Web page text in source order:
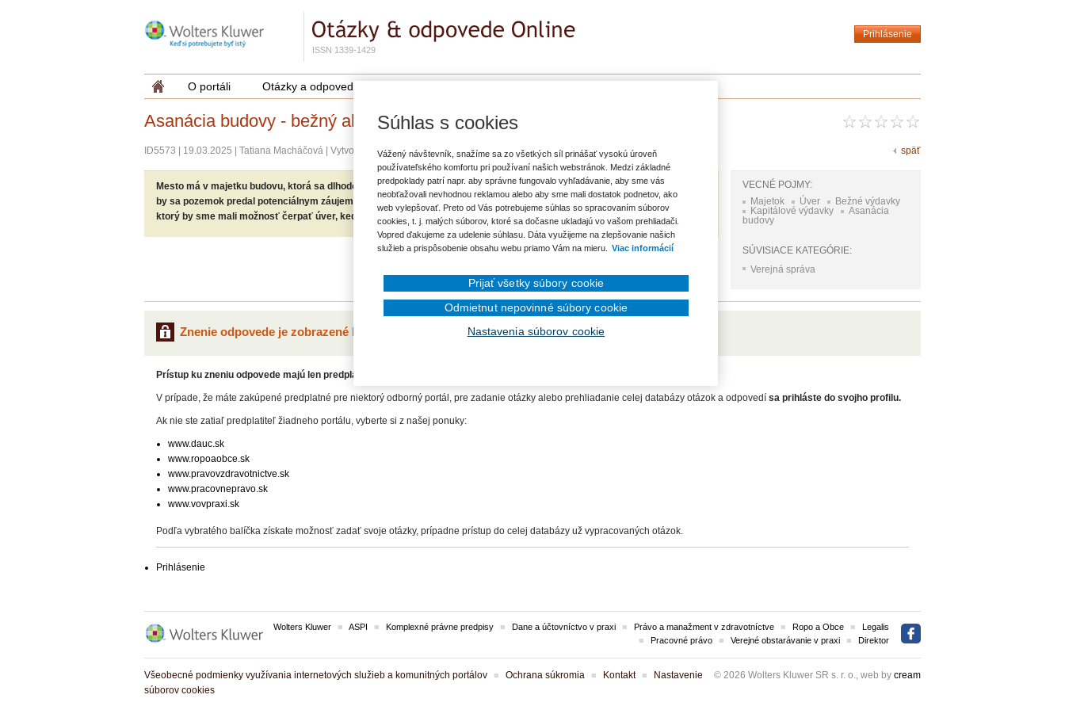
ISSN 1339-1429
Prihlásenie
O portáli Otázky a odpovede
Asanácia budovy - bežný alebo kapitálový výdavok?
ID5573 19.03.2025 Tatiana Macháčová Vytvoriť záložku späť
VECNÉ POJMY:
Majetok
Úver
Bežné výdavky
Kapitálové výdavky
Asanácia
budovy
SÚVISIACE KATEGÓRIE:
Verejná správa
Mesto má v majetku budovu, ktorá sa dlhodobo nevyužíva a je znehodnotená. Má v pláne jej zbúranie (asanáciu). Následne
by sa pozemok predal potenciálnym záujemcom. Je možné výdavok na asanáciu klasifikovať ako kapitálový výdavok, na
ktorý by sme mali možnosť čerpať úver, keďže ide o veľkú investíciu?
Znenie odpovede je zobrazené len prihlásenému užívateľovi.
Prístup ku zneniu odpovede majú len predplatitelia.
V prípade, že máte zakúpené predplatné pre niektorý odborný portál, pre zadanie otázky alebo prehliadanie celej databázy otázok a odpovedí sa prihláste do svojho profilu.
Ak nie ste zatiaľ predplatiteľ žiadneho portálu, vyberte si z našej ponuky:
www.dauc.sk
www.ropoaobce.sk
www.pravovzdravotnictve.sk
www.pracovnepravo.sk
www.vovpraxi.sk
Podľa vybratého balíčka získate možnosť zadať svoje otázky, prípadne prístup do celej databázy už vypracovaných otázok.
Prihlásenie
Wolters Kluwer ASPI Komplexné právne predpisy Dane a účtovníctvo v praxi Právo a manažment v zdravotníctve Ropo a Obce
Legalis
Pracovné právo
Verejné obstarávanie v praxi Direktor
Všeobecné podmienky využívania internetových služieb a komunitných portálov Ochrana súkromia Kontakt
Nastavenie
súborov cookies
© 2026 Wolters Kluwer SR s. r. o., web by cream
Súhlas s cookies
Vážený návštevník, snažíme sa zo všetkých síl prinášať vysokú úroveň
používateľského komfortu pri používaní našich webstránok. Medzi základné
predpoklady patrí napr. aby správne fungovalo vyhľadávanie, aby sme vás
neobťažovali nevhodnou reklamou alebo aby sme mali dostatok podnetov, ako
web vylepšovať. Preto od Vás potrebujeme súhlas so spracovaním súborov
cookies, t. j. malých súborov, ktoré sa dočasne ukladajú vo vašom prehliadači.
Vopred ďakujeme za udelenie súhlasu. Dáta využijeme na zlepšovanie našich
služieb a prispôsobenie obsahu webu priamo Vám na mieru.
Viac informácií
Nastavenia súborov cookie
Odmietnut nepovinné súbory cookie
Prijať všetky súbory cookie